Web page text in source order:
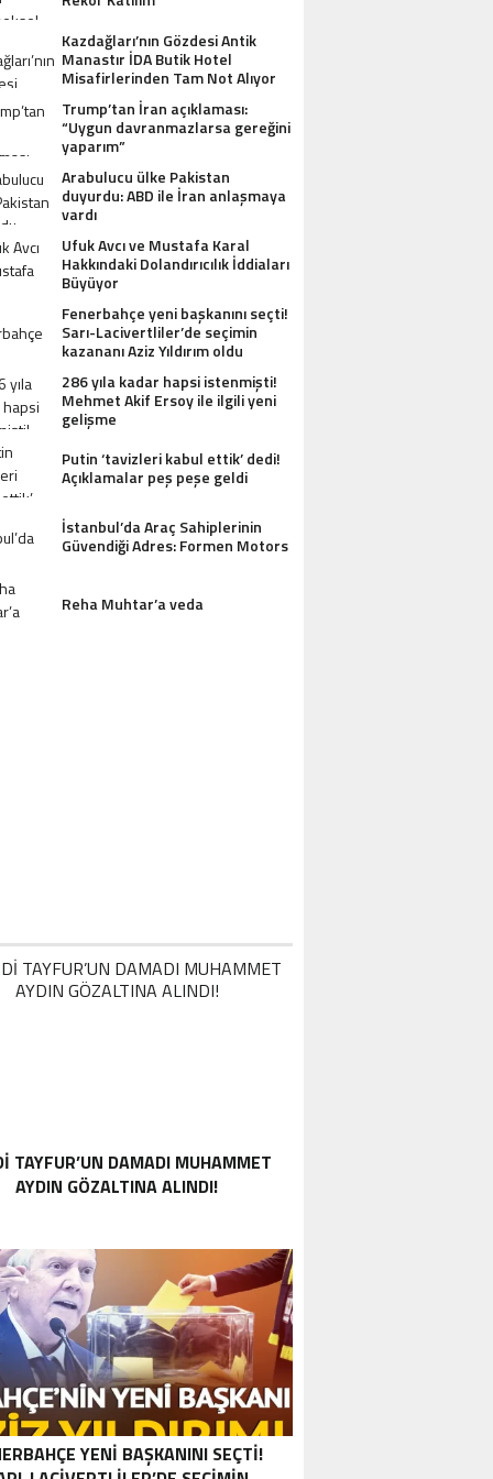
GÖZDESI ANTIK
MISAFIRLERINDEN TAM NOT
Kazdağları’nın Gözdesi Antik
Manastır İDA Butik Hotel
Misafirlerinden Tam Not Alıyor
Trump’tan İran açıklaması:
“Uygun davranmazlarsa gereğini
yaparım”
Arabulucu ülke Pakistan
duyurdu: ABD ile İran anlaşmaya
vardı
Ufuk Avcı ve Mustafa Karal
Hakkındaki Dolandırıcılık İddiaları
Büyüyor
Fenerbahçe yeni başkanını seçti!
Sarı-Lacivertliler’de seçimin
kazananı Aziz Yıldırım oldu
286 yıla kadar hapsi istenmişti!
Mehmet Akif Ersoy ile ilgili yeni
gelişme
Putin ‘tavizleri kabul ettik’ dedi!
Açıklamalar peş peşe geldi
İstanbul’da Araç Sahiplerinin
Güvendiği Adres: Formen Motors
Reha Muhtar’a veda
TAYFUR’UN DAMADI MUHAMMET
AYDIN GÖZALTINA ALINDI!
YENI BAŞKANINI SEÇTI!